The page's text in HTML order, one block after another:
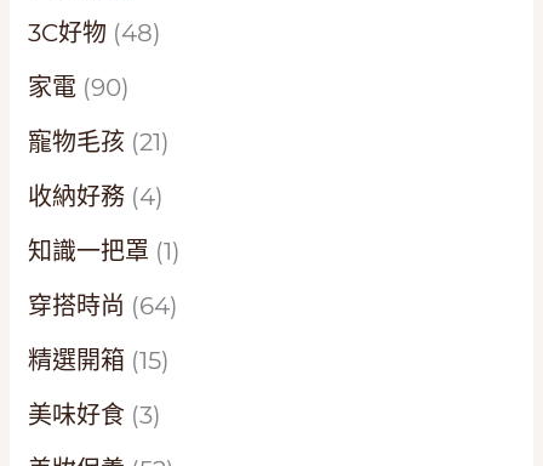
3C好物 (48)
家電 (90)
寵物毛孩 (21)
收納好務 (4)
知識一把罩 (1)
穿搭時尚 (64)
精選開箱 (15)
美味好食 (3)